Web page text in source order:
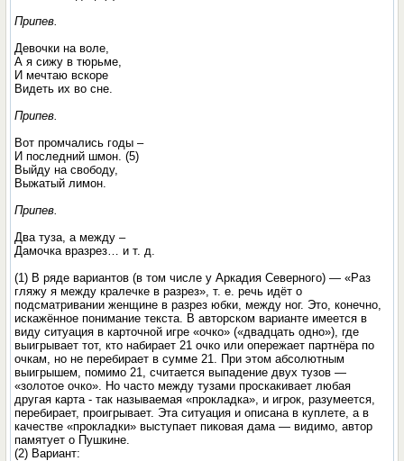
Припев.
Девочки на воле,
А я сижу в тюрьме,
И мечтаю вскоре
Видеть их во сне.
Припев.
Вот промчались годы –
И последний шмон. (5)
Выйду на свободу,
Выжатый лимон.
Припев.
Два туза, а между –
Дамочка вразрез… и т. д.
(1) В ряде вариантов (в том числе у Аркадия Северного) — «Раз
гляжу я между кралечке в разрез», т. е. речь идёт о
подсматривании женщине в разрез юбки, между ног. Это, конечно,
искажённое понимание текста. В авторском варианте имеется в
виду ситуация в карточной игре «очко» («двадцать одно»), где
выигрывает тот, кто набирает 21 очко или опережает партнёра по
очкам, но не перебирает в сумме 21. При этом абсолютным
выигрышем, помимо 21, считается выпадение двух тузов —
«золотое очко». Но часто между тузами проскакивает любая
другая карта - так называемая «прокладка», и игрок, разумеется,
перебирает, проигрывает. Эта ситуация и описана в куплете, а в
качестве «прокладки» выступает пиковая дама — видимо, автор
памятует о Пушкине.
(2) Вариант: